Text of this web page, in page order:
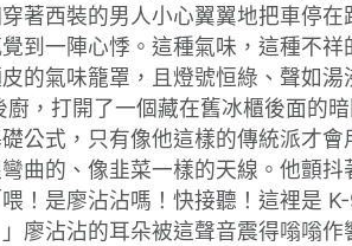
著西裝的男人小心翼翼地把車停
到一陣心悸。這種氣味，這種不
的氣味籠罩，且燈號恒綠、聲如
，打開了一個藏在舊冰櫃後面的
公式，只有像他這樣的傳統派才
曲的、像韭菜一樣的天線。他
！是廖沾沾嗎！快接聽！這裡是
廖沾沾的耳朵被這聲音震得嗡嗡